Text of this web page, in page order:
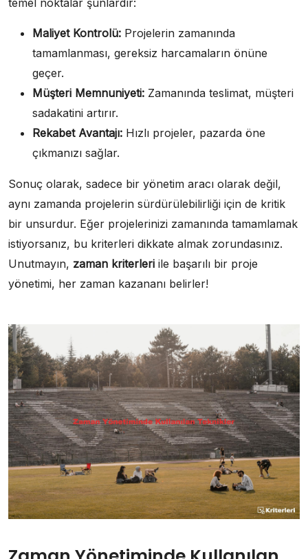
temel noktalar şunlardır:
Maliyet Kontrolü: Projelerin zamanında
tamamlanması, gereksiz harcamaların önüne
geçer.
Müşteri Memnuniyeti: Zamanında teslimat, müşteri
sadakatini artırır.
Rekabet Avantajı: Hızlı projeler, pazarda öne
çıkmanızı sağlar.
Sonuç olarak, sadece bir yönetim aracı olarak değil,
aynı zamanda projelerin sürdürülebilirliği için de kritik
bir unsurdur. Eğer projelerinizi zamanında tamamlamak
istiyorsanız, bu kriterleri dikkate almak zorundasınız.
Unutmayın, zaman kriterleri ile başarılı bir proje
yönetimi, her zaman kazananı belirler!